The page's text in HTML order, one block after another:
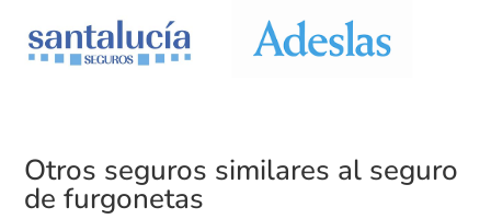
Otros seguros similares al seguro
de furgonetas